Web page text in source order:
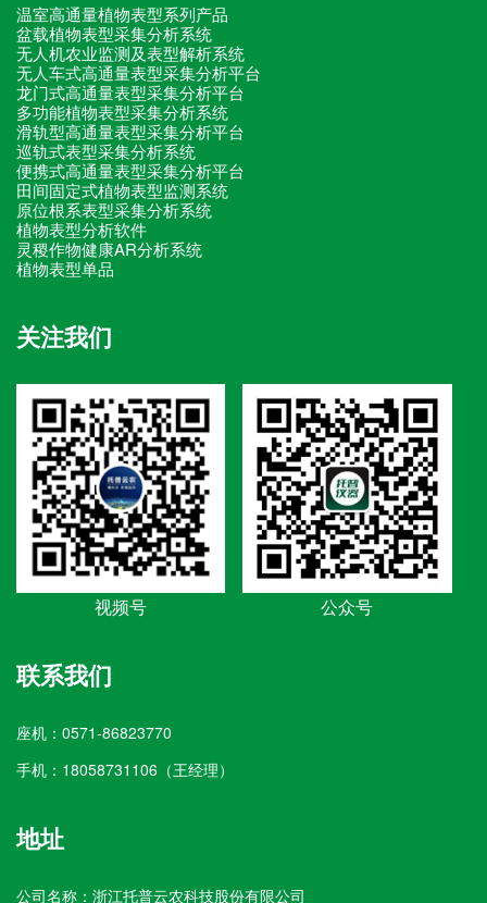
温室高通量植物表型系列产品
盆载植物表型采集分析系统
无人机农业监测及表型解析系统
无人车式高通量表型采集分析平台
龙门式高通量表型采集分析平台
多功能植物表型采集分析系统
滑轨型高通量表型采集分析平台
巡轨式表型采集分析系统
便携式高通量表型采集分析平台
田间固定式植物表型监测系统
原位根系表型采集分析系统
植物表型分析软件
灵稷作物健康AR分析系统
植物表型单品
关注我们
视频号 公众号
联系我们
座机：0571-86823770
手机：18058731106（王经理）
地址
公司名称：浙江托普云农科技股份有限公司